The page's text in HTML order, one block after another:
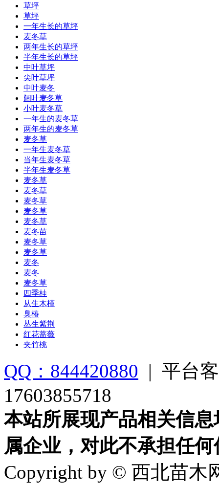
草坪
草坪
一年生长的草坪
麦冬草
两年生长的草坪
半年生长的草坪
中叶草坪
尖叶草坪
中叶麦冬
阔叶麦冬草
小叶麦冬草
一年生的麦冬草
两年生的麦冬草
麦冬草
一年生麦冬草
当年生麦冬草
半年生麦冬草
麦冬草
麦冬草
麦冬草
麦冬草
麦冬草
麦冬苗
麦冬草
麦冬草
麦冬
麦冬
麦冬草
四季桂
从生木槿
臭椿
丛生紫荆
红花蔷薇
夹竹桃
QQ：844420880 | 平台
17603855718
本站所展现产品相关信
属企业，对此不承担任
Copyright by © 西北苗木